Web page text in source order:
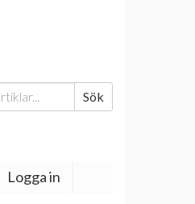
Sök
Logga in